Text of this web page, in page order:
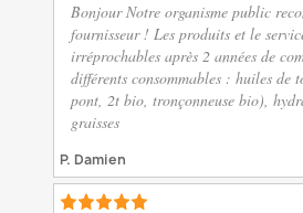
Bonjour Notre organisme public
fournisseur ! Les produits et le
irréprochables après 2 années de
différents consommables : huiles de
pont, 2t bio, tronçonneuse bio),
graisses
P. Damien